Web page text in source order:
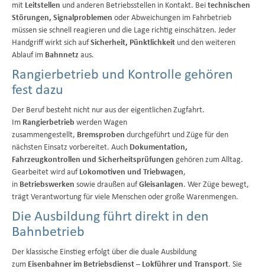
mit Leitstellen und anderen Betriebsstellen in Kontakt. Bei technischen
Störungen, Signalproblemen oder Abweichungen im Fahrbetrieb
müssen sie schnell reagieren und die Lage richtig einschätzen. Jeder
Handgriff wirkt sich auf Sicherheit, Pünktlichkeit und den weiteren
Ablauf im Bahnnetz aus.
Rangierbetrieb und Kontrolle gehören
fest dazu
Der Beruf besteht nicht nur aus der eigentlichen Zugfahrt.
Im Rangierbetrieb werden Wagen
zusammengestellt, Bremsproben durchgeführt und Züge für den
nächsten Einsatz vorbereitet. Auch Dokumentation,
Fahrzeugkontrollen und Sicherheitsprüfungen gehören zum Alltag.
Gearbeitet wird auf Lokomotiven und Triebwagen,
in Betriebswerken sowie draußen auf Gleisanlagen. Wer Züge bewegt,
trägt Verantwortung für viele Menschen oder große Warenmengen.
Die Ausbildung führt direkt in den
Bahnbetrieb
Der klassische Einstieg erfolgt über die duale Ausbildung
zum Eisenbahner im Betriebsdienst – Lokführer und Transport. Sie